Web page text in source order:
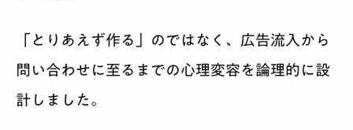
「とりあえず作る」のではなく、広告流入から
問い合わせに至るまでの心理変容を論理的に設
計しました。